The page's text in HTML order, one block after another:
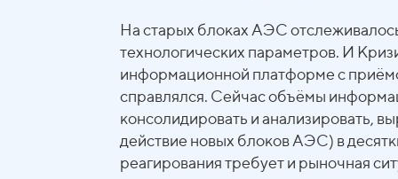
На старых блоках АЭС
технологических параметров. И
информационной платформе с
справлялся. Сейчас объёмы
консолидировать и анализировать,
действие новых блоков АЭС) в
реагирования требует и рыночная